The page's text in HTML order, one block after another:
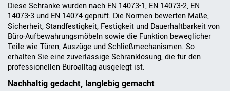
Diese Schränke wurden nach EN 14073-1, EN 14073-2, EN
14073-3 und EN 14074 geprüft. Die Normen bewerten Maße,
Sicherheit, Standfestigkeit, Festigkeit und Dauerhaltbarkeit von
Büro-Aufbewahrungsmöbeln sowie die Funktion beweglicher
Teile wie Türen, Auszüge und Schließmechanismen. So
erhalten Sie eine zuverlässige Schranklösung, die für den
professionellen Büroalltag ausgelegt ist.
Nachhaltig gedacht, langlebig gemacht